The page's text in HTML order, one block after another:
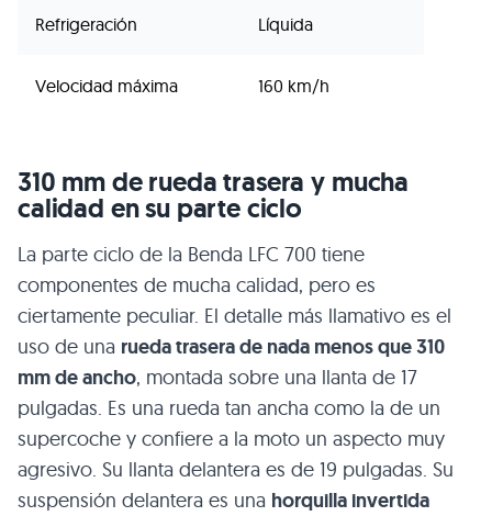
Refrigeración Líquida
Velocidad máxima 160 km/h
310 mm de rueda trasera y mucha
calidad en su parte ciclo
La parte ciclo de la Benda LFC 700 tiene
componentes de mucha calidad, pero es
ciertamente peculiar. El detalle más llamativo es el
uso de una rueda trasera de nada menos que 310
mm de ancho, montada sobre una llanta de 17
pulgadas. Es una rueda tan ancha como la de un
supercoche y confiere a la moto un aspecto muy
agresivo. Su llanta delantera es de 19 pulgadas. Su
suspensión delantera es una horquilla invertida